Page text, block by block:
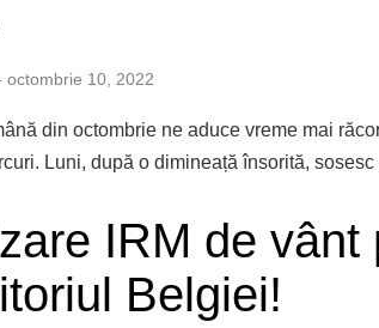
octombrie 10, 2022
din octombrie ne aduce vreme mai
Luni, după o dimineață însorită, sosesc
IRM de vânt
Belgiei!